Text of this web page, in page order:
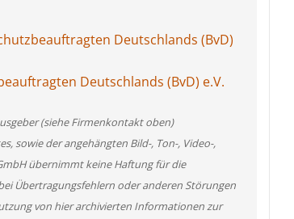
Deutschlands (BvD)
Deutschlands (BvD) e.V.
(siehe Firmenkontakt oben)
sowie der angehängten Bild-, Ton-, Video-,
übernimmt keine Haftung für die
Übertragungsfehlern oder anderen Störungen
von hier archivierten Informationen zur